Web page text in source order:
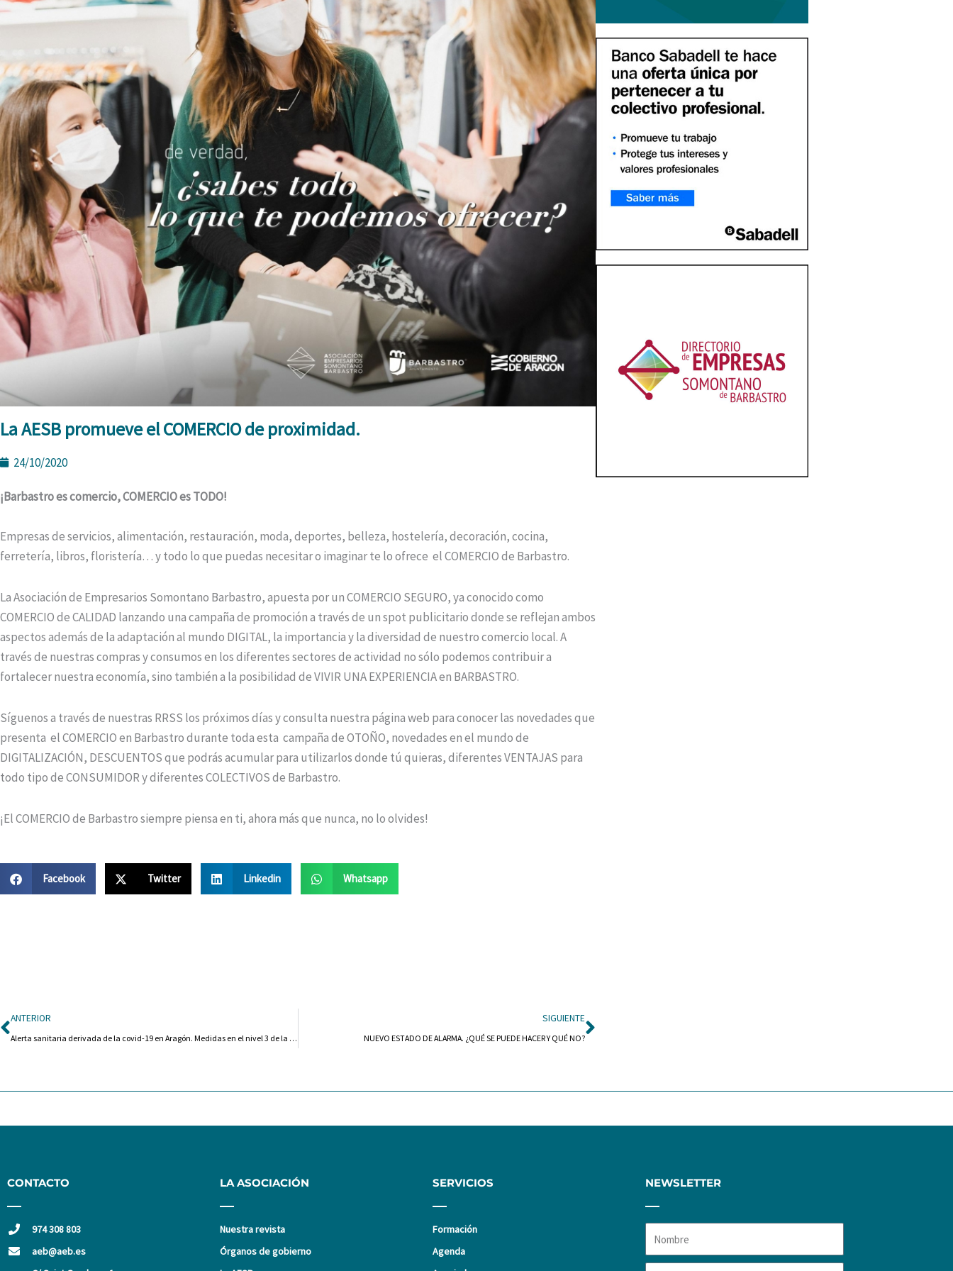
La AESB promueve el COMERCIO de proximidad.
24/10/2020
¡Barbastro es comercio, COMERCIO es TODO!
Empresas de servicios, alimentación, restauración, moda, deportes, belleza, hostelería, decoración, cocina,
ferretería, libros, floristería… y todo lo que puedas necesitar o imaginar te lo ofrece el COMERCIO de Barbastro.
La Asociación de Empresarios Somontano Barbastro, apuesta por un COMERCIO SEGURO, ya conocido como
COMERCIO de CALIDAD lanzando una campaña de promoción a través de un spot publicitario donde se reflejan ambos
aspectos además de la adaptación al mundo DIGITAL, la importancia y la diversidad de nuestro comercio local. A
través de nuestras compras y consumos en los diferentes sectores de actividad no sólo podemos contribuir a
fortalecer nuestra economía, sino también a la posibilidad de VIVIR UNA EXPERIENCIA en BARBASTRO.
Síguenos a través de nuestras RRSS los próximos días y consulta nuestra página web para conocer las novedades que
presenta el COMERCIO en Barbastro durante toda esta campaña de OTOÑO, novedades en el mundo de
DIGITALIZACIÓN, DESCUENTOS que podrás acumular para utilizarlos donde tú quieras, diferentes VENTAJAS para
todo tipo de CONSUMIDOR y diferentes COLECTIVOS de Barbastro.
¡El COMERCIO de Barbastro siempre piensa en ti, ahora más que nunca, no lo olvides!
Facebook Twitter Linkedin Whatsapp
Ant
ANTERIOR
Alerta sanitaria derivada de la covid-19 en Aragón. Medidas en el nivel 3 de la alerta sanitaria en Aragón
SIGUIENTE
NUEVO ESTADO DE ALARMA. ¿QUÉ SE PUEDE HACER Y QUÉ NO?
Siguiente
CONTACTO
974 308 803
aeb@aeb.es
LA ASOCIACIÓN
Nuestra revista
Órganos de gobierno
SERVICIOS
Formación
Agenda
NEWSLETTER
Nombre